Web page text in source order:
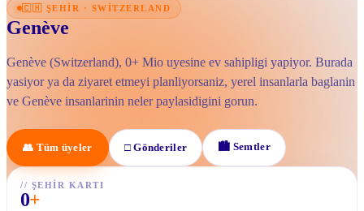
🇨🇭 ŞEHIR · SWITZERLAND
Genève
Genève (Switzerland), 0+ Mio uyesine ev sahipligi yapiyor. Burada
yasiyor ya da ziyaret etmeyi planliyorsaniz, yerel insanlarla baglanin
ve Genève insanlarinin neler paylasidigini gorun.
👥 Tüm üyeler □Gönderiler 🏙 Semtler
// ŞEHIR KARTI
0+